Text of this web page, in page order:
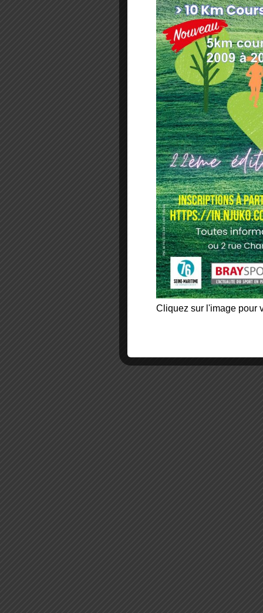
Cliquez sur l'image pour